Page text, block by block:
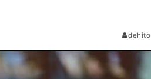
dehito